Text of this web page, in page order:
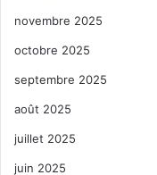
novembre 2025
octobre 2025
septembre 2025
août 2025
juillet 2025
juin 2025